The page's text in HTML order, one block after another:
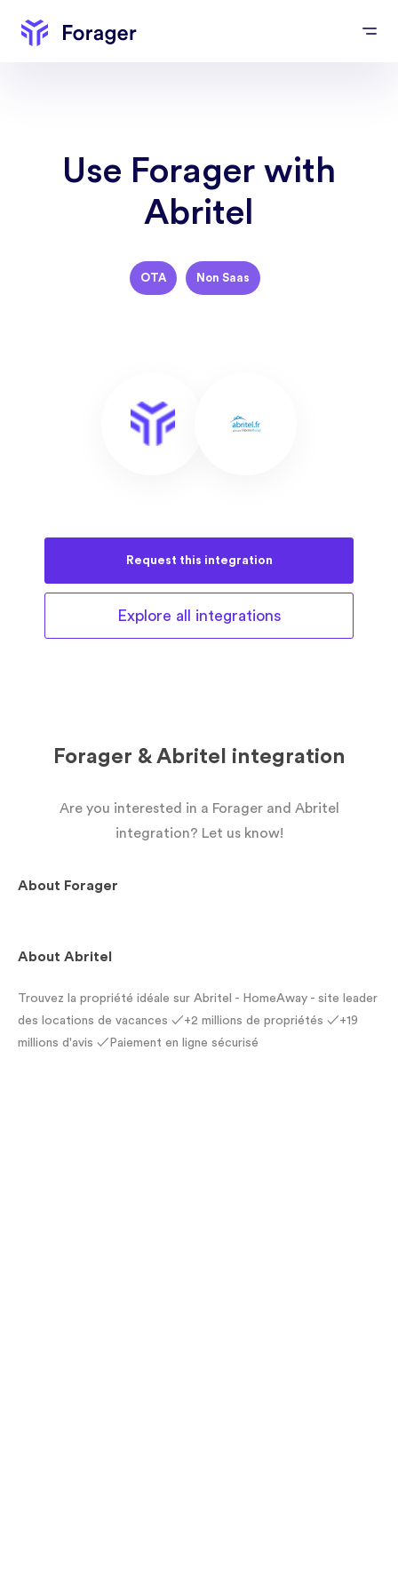
Use Forager with
Abritel
OTA Non Saas
Request this integration
Explore all integrations
Forager & Abritel integration
Are you interested in a Forager and Abritel
integration? Let us know!
About Forager
About Abritel
Trouvez la propriété idéale sur Abritel - HomeAway - site leader
des locations de vacances ✓+2 millions de propriétés ✓+19
millions d'avis ✓Paiement en ligne sécurisé